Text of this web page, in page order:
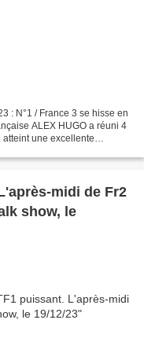
: N°1 / France 3 se hisse en
ALEX HUGO a réuni 4
une excellente
midi de Fr2
show, le